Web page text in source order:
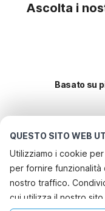
QUESTO SITO WEB
Utilizziamo i cookie
per fornire funzionalità
nostro traffico.
cui utilizza il nostro
Ascolta i
Basato su
Le destinazioni
vacanze
Servizi più popolari
Appartamenti per vacanze
Le migliori regioni con